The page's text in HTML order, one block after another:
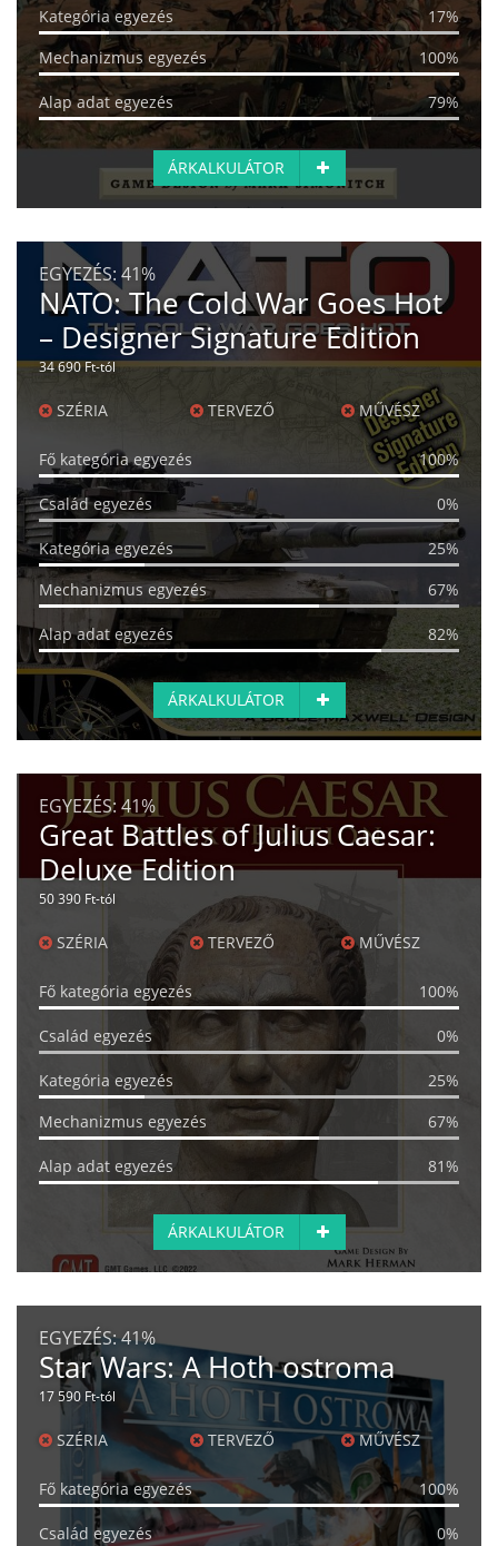
Kategória egyezés
17%
Mechanizmus egyezés
100%
Alap adat egyezés 79%
ÁRKALKULÁTOR
EGYEZÉS: 41%
NATO: The Cold War Goes Hot
– Designer Signature Edition
34 690 Ft-tól
SZÉRIA TERVEZŐ MŰVÉSZ
Fő kategória egyezés 100%
Család egyezés 0%
Kategória egyezés
25%
Mechanizmus egyezés
67%
Alap adat egyezés 82%
ÁRKALKULÁTOR
EGYEZÉS: 41%
Great Battles of Julius Caesar:
Deluxe Edition
50 390 Ft-tól
SZÉRIA TERVEZŐ MŰVÉSZ
Fő kategória egyezés 100%
Család egyezés 0%
Kategória egyezés
25%
Mechanizmus egyezés
67%
Alap adat egyezés 81%
ÁRKALKULÁTOR
EGYEZÉS:41%
Star Wars: A Hoth ostroma
17 590 Ft-tól
SZÉRIA TERVEZŐ MŰVÉSZ
Fő kategória egyezés 100%
Család egyezés 0%